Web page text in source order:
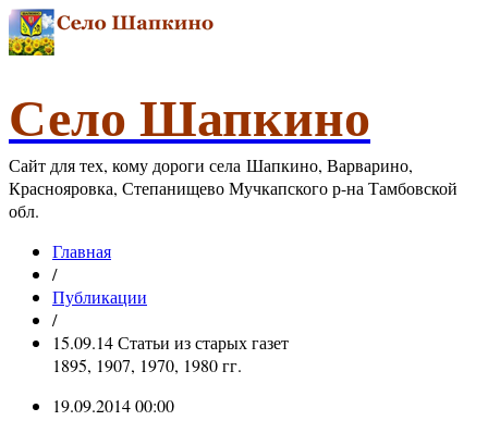
Село Шапкино
Сайт для тех, кому дороги села Шапкино, Варварино,
Краснояровка, Степанищево Мучкапского р-на Тамбовской
обл.
Главная
/
Публикации
/
15.09.14 Статьи из старых газет
1895, 1907, 1970, 1980 гг.
19.09.2014 00:00